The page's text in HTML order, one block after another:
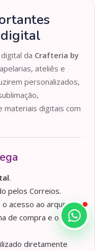
da Crafteria by
ateliês e
personalizados,
materiais digitais com
.
pelos Correios.
acesso ao arquivo
de compra e o tipo
diretamente